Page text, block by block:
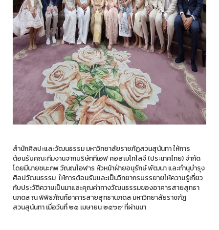
สำนักศิลปะและวัฒนธรรม มหาวิทยาลัยราชภัฏสวนสุนันทา ให้การ
ต้อนรับคณะทีมงานจากบริษัททีเอฟ คอสเมโทโลจี (ประเทศไทย) จำกัด
โดยมีนายชนะภพ วัณณโอฬาร หัวหน้าฝ่ายอนุรักษ์ พัฒนา และทำนุบำรุง
ศิลปวัฒนธรรม ให้การต้อนรับและเป็นวิทยากรบรรยายให้ความรู้เกี่ยว
กับประวัติความเป็นมาและคุณค่าทางวัฒนธรรมของอาคารสายสุทธา
นภดล ณ พิพิธภัณฑ์อาคารสายสุทธานภดล มหาวิทยาลัยราชภัฏ
สวนสุนันทา เมื่อวันที่ ๒๕ เมษายน ๒๕๖๙ ที่ผ่านมา